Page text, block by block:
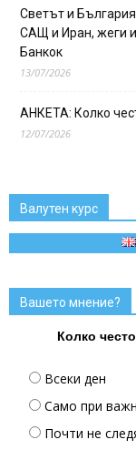
Светът и
САЩ и Иран, жеги
Банкок
13/07/2026
АНКЕТА: Колко
12/07/2026
Валутен курс
Вашето мнение?
Колко
Всеки ден
Само при
Почти не